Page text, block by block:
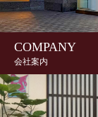
COMPANY
会社案内